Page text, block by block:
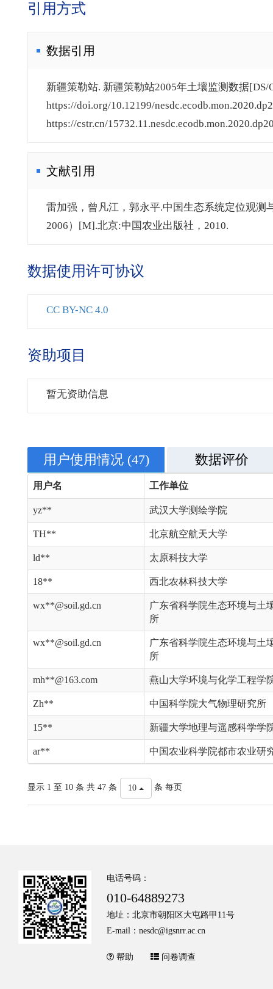
引用方式
数据引用
新疆策勒站. 新疆策勒站2005年土壤监测数据
https://doi.org/10.12199/
https://cstr.cn/
文献引用
雷加强，曾凡江，郭永平.中国生态系统定位观
2006）[M].北京:中国农业出版社，2010.
数据使用许可协议
CC BY-NC 4.0
资助项目
暂无资助信息
用户使用情况 (47) 数据评价
用户名 工作单位
yz** 武汉大学测绘学院
TH** 北京航空航天大学
ld** 太原科技大学
18** 西北农林科技大学
wx**@soil.gd.cn
广东省科学院生态环境与土
所
wx**@soil.gd.cn
广东省科学院生态环境与土
所
mh**@163.com 燕山大学环境与化学工程学
Zh** 中国科学院大气物理研究所
15** 新疆大学地理与遥感科学学
ar** 中国农业科学院都市农业研
显示 1 至 10 条 共 47 条 10 条 每页
电话号码：
010-64889273
地址：北京市朝阳区大屯路甲11号
E-mail：nesdc@igsnrr.ac.cn
帮助 问卷调查